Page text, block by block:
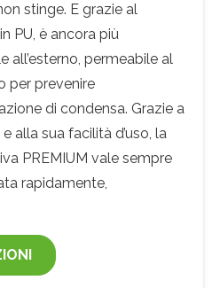
stinge. E grazie al
PU, è ancora più
all’esterno, permeabile al
per prevenire
di condensa. Grazie a
alla sua facilità d’uso, la
PREMIUM vale sempre
rapidamente,